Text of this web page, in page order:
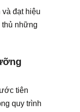
và đạt hiệu
thủ những
tiên
quy trình